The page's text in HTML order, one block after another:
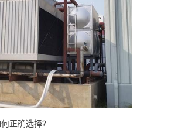
正确选择?